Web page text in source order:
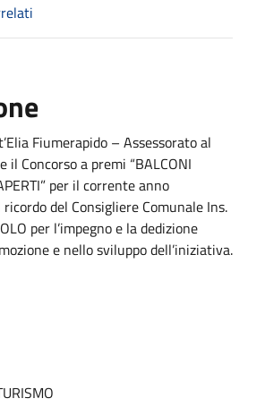
Fiumerapido – Assessorato al
il Concorso a premi “BALCONI
per il corrente anno
del Consigliere Comunale Ins.
per l’impegno e la dedizione
e nello sviluppo dell’iniziativa.